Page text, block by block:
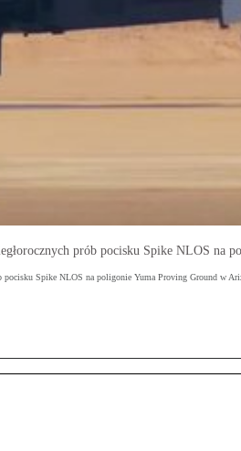
prób pocisku Spike NLOS
pocisku Spike NLOS na poligonie Yuma Proving Ground w